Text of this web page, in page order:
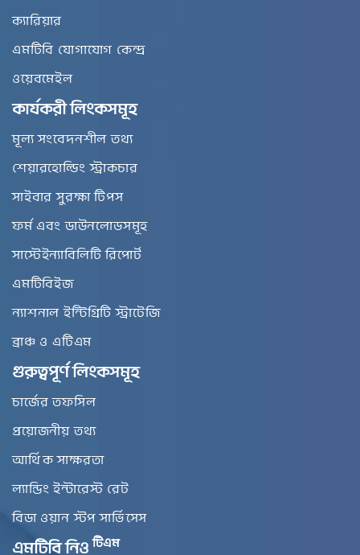
ক্যারিয়ার
এমটিবি যোগাযোগ কেন্দ্র
ওয়েবমেইল
কার্যকরী লিংকসমূহ
মূল্য সংবেদনশীল তথ্য
শেয়ারহোল্ডিং স্ট্রাকচার
সাইবার সুরক্ষা টিপস
ফর্ম এবং ডাউনলোডসমূহ
সাস্টেইন্যাবিলিটি রিপোর্ট
এমটিবিইজ
ন্যাশনাল ইন্টিগ্রিটি স্ট্রাটেজি
ব্রাঞ্চ ও এটিএম
গুরুত্বপূর্ণ লিংকসমূহ
চার্জের তফসিল
প্রয়োজনীয় তথ্য
আর্থিক সাক্ষরতা
ল্যান্ডিং ইন্টারেস্ট রেট
বিডা ওয়ান স্টপ সার্ভিসেস
এমটিবি নিও টিএম